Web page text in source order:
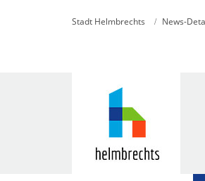
Stadt Helmbrechts News-